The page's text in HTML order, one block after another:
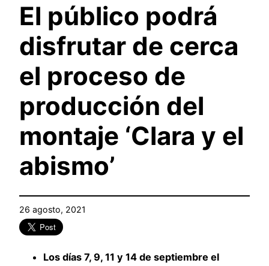
El público podrá
disfrutar de cerca
el proceso de
producción del
montaje ‘Clara y el
abismo’
26 agosto, 2021
Los días 7, 9, 11 y 14 de septiembre el